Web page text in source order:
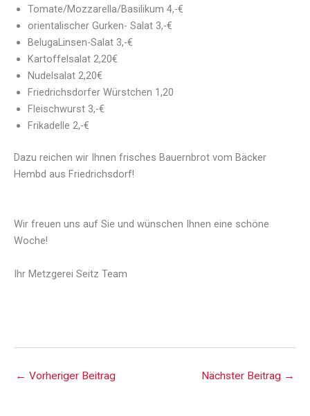
Tomate/Mozzarella/Basilikum 4,-€
orientalischer Gurken- Salat 3,-€
BelugaLinsen-Salat 3,-€
Kartoffelsalat 2,20€
Nudelsalat 2,20€
Friedrichsdorfer Würstchen 1,20
Fleischwurst 3,-€
Frikadelle 2,-€
Dazu reichen wir Ihnen frisches Bauernbrot vom Bäcker
Hembd aus Friedrichsdorf!
Wir freuen uns auf Sie und wünschen Ihnen eine schöne
Woche!
Ihr Metzgerei Seitz Team
← Vorheriger Beitrag Nächster Beitrag →